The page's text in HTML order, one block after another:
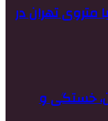
مسافر با متروی تهران در
خستگی و